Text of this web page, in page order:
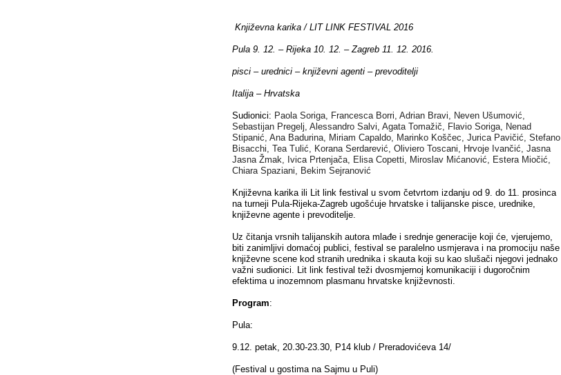
Književna karika / LIT LINK FESTIVAL 2016
Pula 9. 12. – Rijeka 10. 12. – Zagreb 11. 12. 2016.
pisci – urednici – književni agenti – prevoditelji
Italija – Hrvatska
Sudionici: Paola Soriga, Francesca Borri, Adrian Bravi, Neven Ušumović,
Sebastijan Pregelj, Alessandro Salvi, Agata Tomažič, Flavio Soriga, Nenad
Stipanić, Ana Badurina, Miriam Capaldo, Marinko Koščec, Jurica Pavičić, Stefano
Bisacchi, Tea Tulić, Korana Serdarević, Oliviero Toscani, Hrvoje Ivančić, Jasna
Jasna Žmak, Ivica Prtenjača, Elisa Copetti, Miroslav Mićanović, Estera Miočić,
Chiara Spaziani, Bekim Sejranović
Književna karika ili Lit link festival u svom četvrtom izdanju od 9. do 11. prosinca
na turneji Pula-Rijeka-Zagreb ugošćuje hrvatske i talijanske pisce, urednike,
književne agente i prevoditelje.
Uz čitanja vrsnih talijanskih autora mlađe i srednje generacije koji će, vjerujemo,
biti zanimljivi domaćoj publici, festival se paralelno usmjerava i na promociju naše
književne scene kod stranih urednika i skauta koji su kao slušači njegovi jednako
važni sudionici. Lit link festival teži dvosmjernoj komunikaciji i dugoročnim
efektima u inozemnom plasmanu hrvatske književnosti.
Program:
Pula:
9.12. petak, 20.30-23.30, P14 klub / Preradovićeva 14/
(Festival u gostima na Sajmu u Puli)